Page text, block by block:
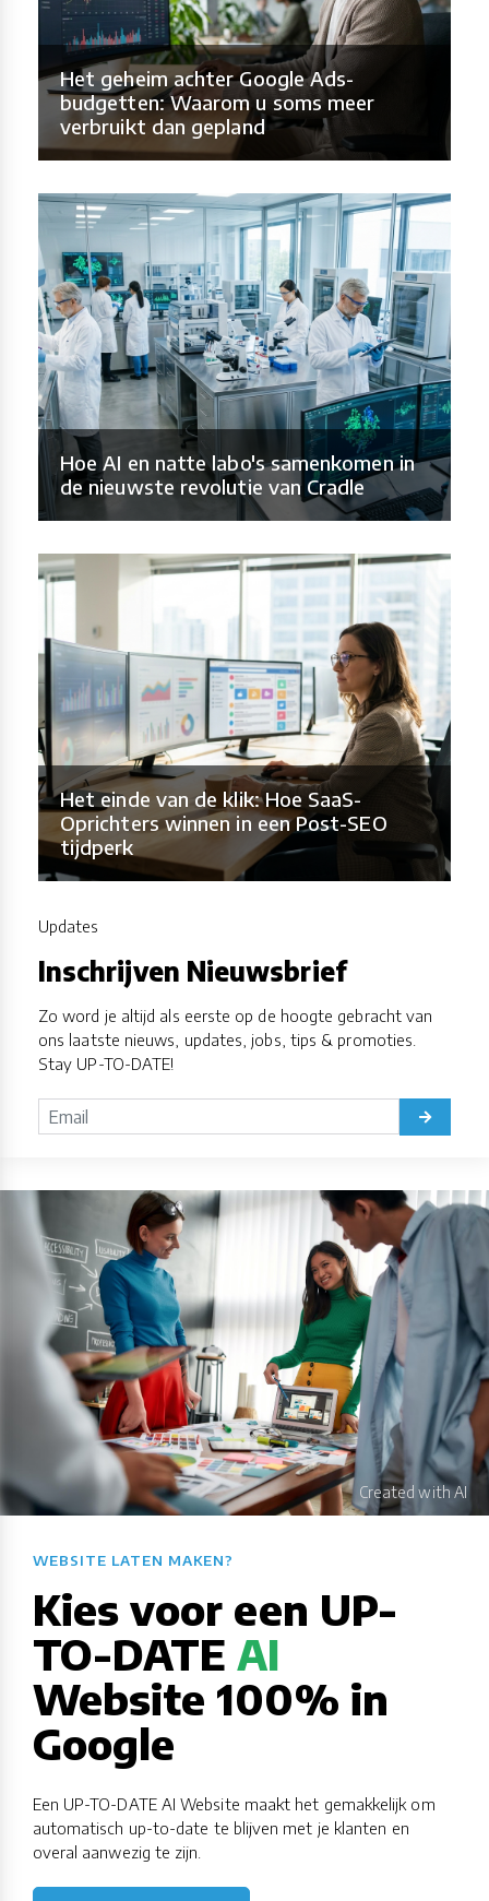
Het geheim achter Google Ads-
budgetten: Waarom u soms meer
verbruikt dan gepland
Hoe AI en natte labo's samenkomen in
de nieuwste revolutie van Cradle
Het einde van de klik: Hoe SaaS-
Oprichters winnen in een Post-SEO
tijdperk
Updates
Inschrijven Nieuwsbrief
Zo word je altijd als eerste op de hoogte gebracht van
ons laatste nieuws, updates, jobs, tips & promoties.
Stay UP-TO-DATE!
WEBSITE LATEN MAKEN?​​​​​​​​​​​​​​
Kies voor een UP-
TO-DATE AI
Website 100% in
Google
Een UP-TO-DATE AI Website maakt het gemakkelijk om
automatisch up-to-date te blijven met je klanten en
overal aanwezig te zijn.